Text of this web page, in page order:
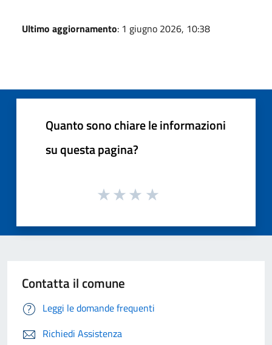
Ultimo aggiornamento: 1 giugno 2026, 10:38
Quanto sono chiare le informazioni
su questa pagina?
Contatta il comune
Leggi le domande frequenti
Richiedi Assistenza